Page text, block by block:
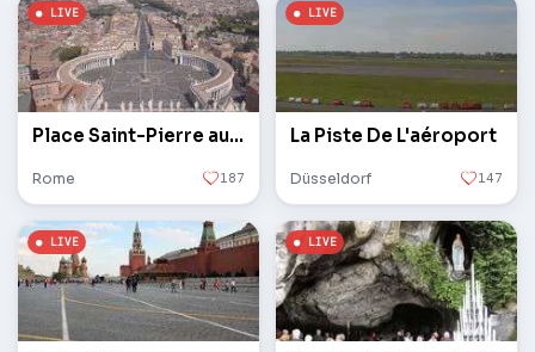
Place Saint-Pierre au Vatican
Rome 187
La Piste De L'aéroport
Düsseldorf 147